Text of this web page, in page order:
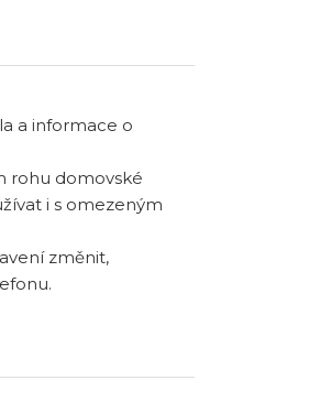
a informace o
rohu domovské
i s omezeným
změnit,